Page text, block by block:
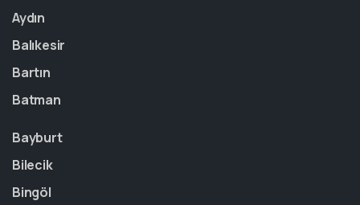
Aydın
Balıkesir
Bartın
Batman
Bayburt
Bilecik
Bingöl